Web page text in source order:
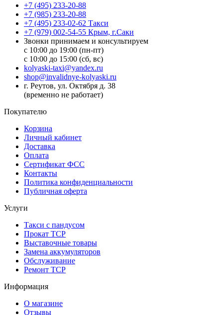
+7 (495) 233-20-88
+7 (985) 233-20-88
+7 (495) 233-02-62 Такси
+7 (979) 002-54-55 Крым, г.Саки
Звонки принимаем и консультируем
с 10:00 до 19:00 (пн-пт)
с 10:00 до 15:00 (сб, вс)
kolyaski-taxi@yandex.ru
shop@invalidnye-kolyaski.ru
г. Реутов, ул. Октября д. 38
(временно не работает)
Покупателю
Корзина
Личный кабинет
Доставка
Оплата
Сертификат ФСС
Контакты
Политика конфиденциальности
Публичная оферта
Услуги
Такси с пандусом
Прокат ТСР
Выставочные товары
Замена аккумуляторов
Обслуживание
Ремонт ТСР
Информация
О магазине
Отзывы